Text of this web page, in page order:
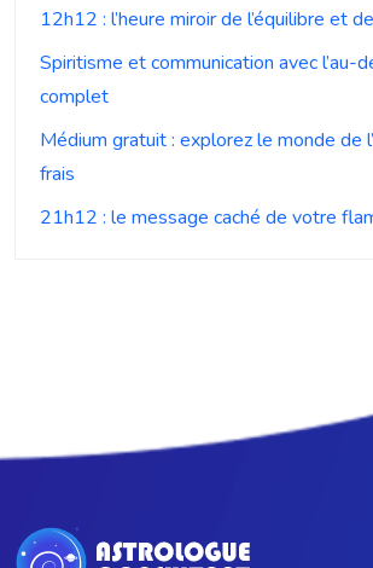
12h12 : l’heure miroir de l’équilibre et
Spiritisme et communication avec l’au-
complet
Médium gratuit : explorez le monde de
frais
21h12 : le message caché de votre